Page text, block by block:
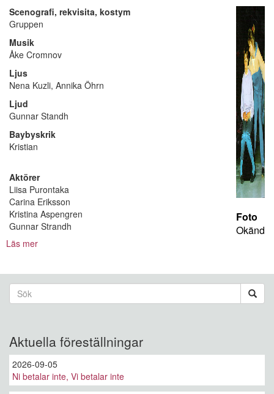
Scenografi, rekvisita, kostym
Gruppen
Musik
Åke Cromnov
Ljus
Nena Kuzli, Annika Öhrn
Ljud
Gunnar Standh
Baybyskrik
Kristian
Aktörer
Liisa Purontaka
Carina Eriksson
Kristina Aspengren
Gunnar Strandh
Foto
Okänd
Läs mer
Sökformulär
Aktuella föreställningar
2026-09-05
Ni betalar inte, Vi betalar inte